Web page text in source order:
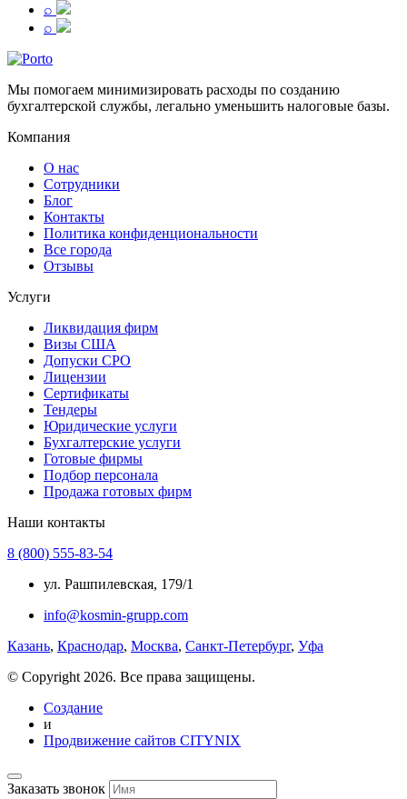
⌕
⌕
Мы помогаем минимизировать расходы по созданию
бухгалтерской службы, легально уменьшить налоговые базы.
Компания
О нас
Сотрудники
Блог
Контакты
Политика конфиденциональности
Все города
Отзывы
Услуги
Ликвидация фирм
Визы США
Допуски СРО
Лицензии
Сертификаты
Тендеры
Юридические услуги
Бухгалтерские услуги
Готовые фирмы
Подбор персонала
Продажа готовых фирм
Наши контакты
8 (800) 555-83-54
ул. Рашпилевская, 179/1
info@kosmin-grupp.com
Казань, Краснодар, Москва, Санкт-Петербург, Уфа
© Copyright 2026. Все права защищены.
Создание
и
Продвижение сайтов CITYNIX
Заказать звонок